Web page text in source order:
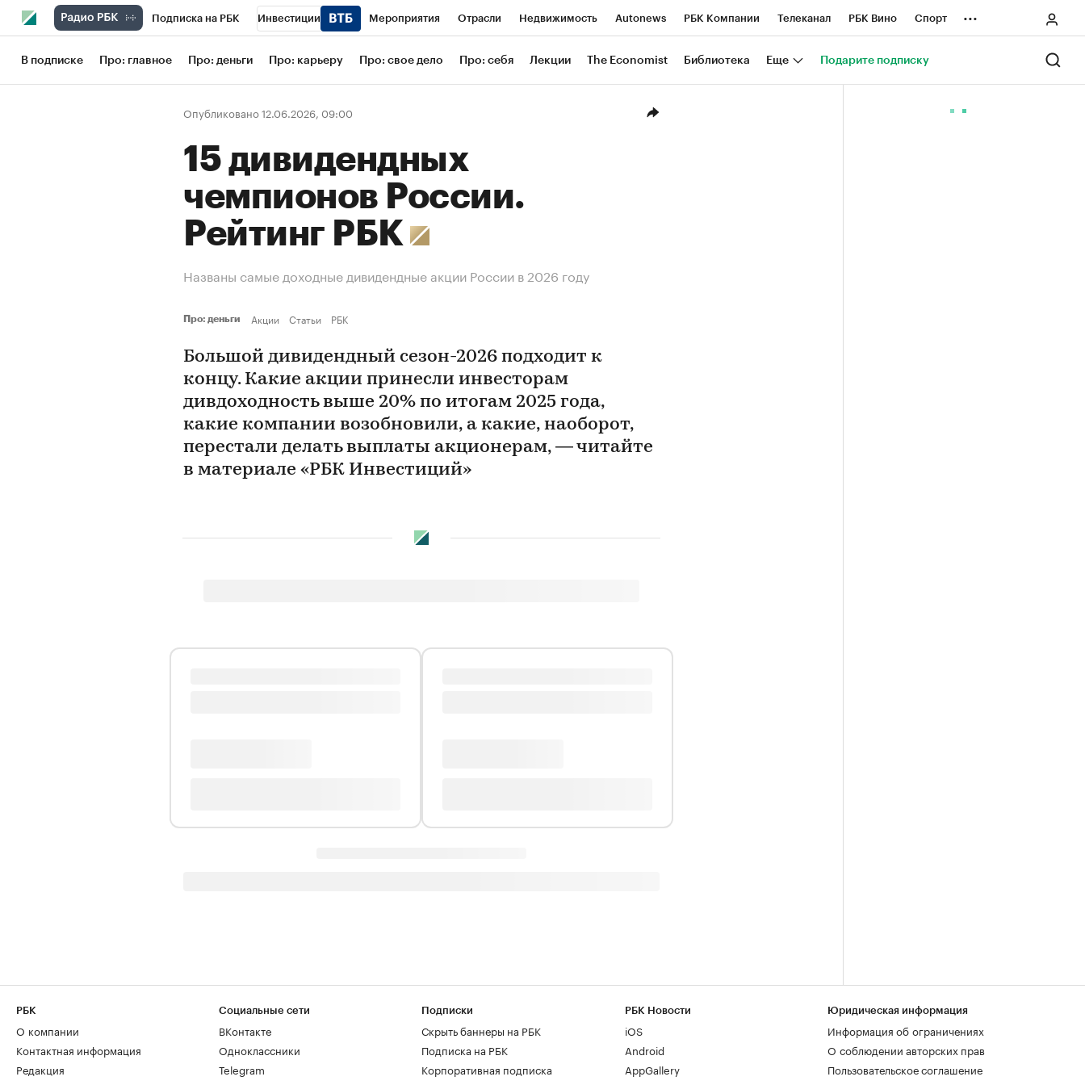
Подписка на РБК Инвестиции Мероприятия Отрасли Недвижимость Autonews РБК Компании Телеканал РБК Вино Спорт
Школа управления РБК РБК Образование РБК Life Тренды Визионеры Национальные проекты Город
Рынок наличной валюты
...
В подписке Про: главное Про: деньги Про: карьеру Про: свое дело Про: себя Лекции The Economist Библиотека Еще Подарите подписку
Опубликовано 12.06.2026, 09:00
15 дивидендных
чемпионов России.
Рейтинг РБК
Названы самые доходные дивидендные акции России в 2026 году
Про: деньги Акции Статьи РБК
Большой дивидендный сезон-2026 подходит к
концу. Какие акции принесли инвесторам
дивдоходность выше 20% по итогам 2025 года,
какие компании возобновили, а какие, наоборот,
перестали делать выплаты акционерам, — читайте
в материале «РБК Инвестиций»
РБК
О компании
Контактная информация
Редакция
Социальные сети
ВКонтакте
Одноклассники
Telegram
Подписки
Скрыть баннеры на РБК
Подписка на РБК
Корпоративная подписка
РБК Новости
iOS
Android
AppGallery
Юридическая информация
Информация об ограничениях
О соблюдении авторских прав
Пользовательское соглашение